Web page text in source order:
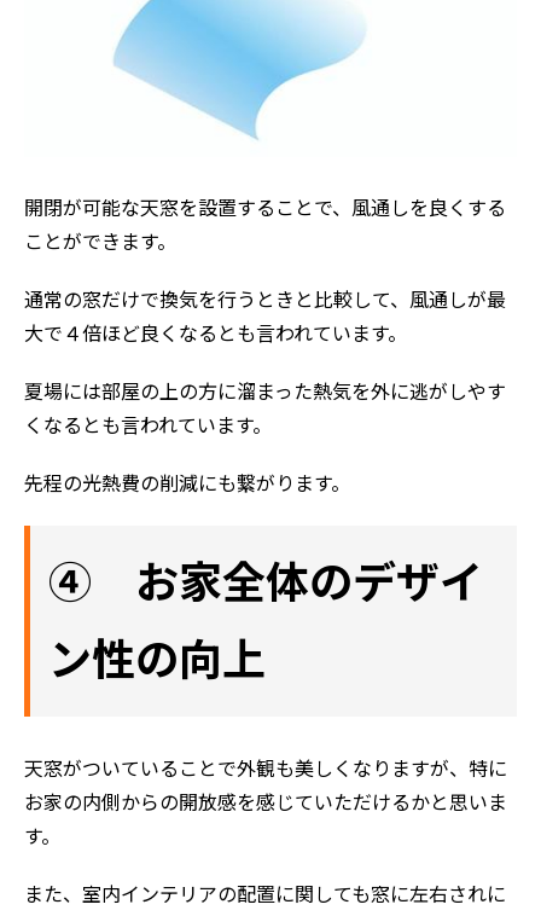
開閉が可能な天窓を設置することで、風通しを良くする
ことができます。
通常の窓だけで換気を行うときと比較して、風通しが最
大で４倍ほど良くなるとも言われています。
夏場には部屋の上の方に溜まった熱気を外に逃がしやす
くなるとも言われています。
先程の光熱費の削減にも繋がります。
④ お家全体のデザイ
ン性の向上
天窓がついていることで外観も美しくなりますが、特に
お家の内側からの開放感を感じていただけるかと思いま
す。
また、室内インテリアの配置に関しても窓に左右されに